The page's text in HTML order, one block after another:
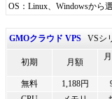
OS：Linux、Windowsから
GMOクラウド VPS VSシ
初期 月額
無料 1,188円